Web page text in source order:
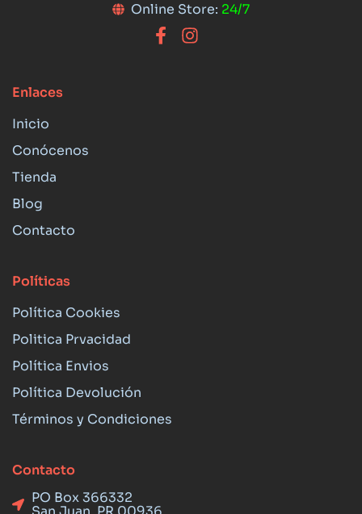
Online Store: 24/7
Enlaces
Inicio
Conócenos
Tienda
Blog
Contacto
Políticas
Política Cookies
Politica Prvacidad
Política Envios
Política Devolución
Términos y Condiciones
Contacto
PO Box 366332